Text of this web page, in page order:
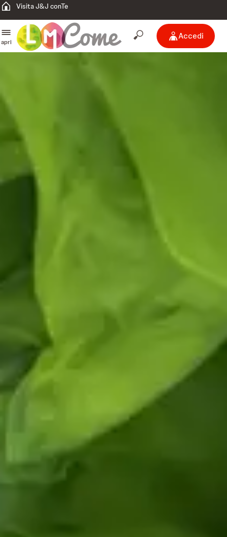
Visita J&J conTe
apri
Accedi